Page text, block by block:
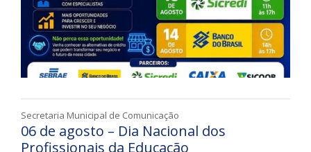
Secretaria Municipal de Comunicação
06 de agosto – Dia Nacional dos
Profissionais da Educação